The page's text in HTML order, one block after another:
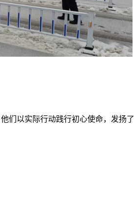
们以实际行动践行初心使命，发扬了